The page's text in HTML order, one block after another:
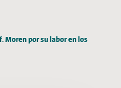
Moren por su labor en los